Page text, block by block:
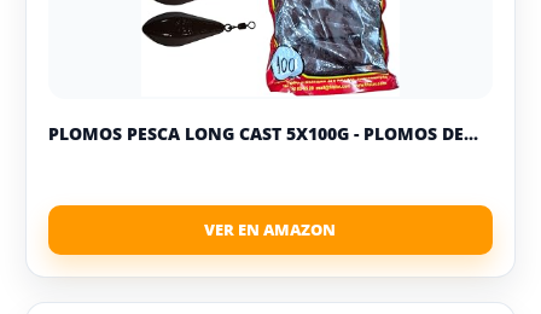
PLOMOS PESCA LONG CAST 5X100G - PLOMOS DE...